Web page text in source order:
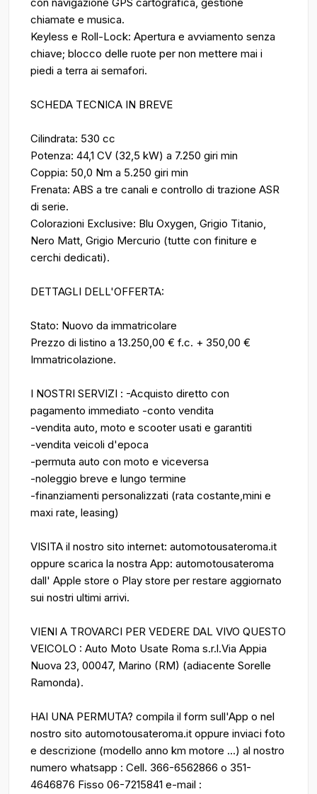
chiamate e musica.
Keyless e Roll-Lock: Apertura e avviamento senza
chiave; blocco delle ruote per non mettere mai i
piedi a terra ai semafori.
SCHEDA TECNICA IN BREVE
Cilindrata: 530 cc
Potenza: 44,1 CV (32,5 kW) a 7.250 giri min
Coppia: 50,0 Nm a 5.250 giri min
Frenata: ABS a tre canali e controllo di trazione ASR
di serie.
Colorazioni Exclusive: Blu Oxygen, Grigio Titanio,
Nero Matt, Grigio Mercurio (tutte con finiture e
cerchi dedicati).
DETTAGLI DELL'OFFERTA:
Stato: Nuovo da immatricolare
Prezzo di listino a 13.250,00 € f.c. + 350,00 €
Immatricolazione.
I NOSTRI SERVIZI : -Acquisto diretto con
pagamento immediato -conto vendita
-vendita auto, moto e scooter usati e garantiti
-vendita veicoli d'epoca
-permuta auto con moto e viceversa
-noleggio breve e lungo termine
-finanziamenti personalizzati (rata costante,mini e
maxi rate, leasing)
VISITA il nostro sito internet: automotousateroma.it
oppure scarica la nostra App: automotousateroma
dall' Apple store o Play store per restare aggiornato
sui nostri ultimi arrivi.
VIENI A TROVARCI PER VEDERE DAL VIVO QUESTO
VEICOLO : Auto Moto Usate Roma s.r.l.Via Appia
Nuova 23, 00047, Marino (RM) (adiacente Sorelle
Ramonda).
HAI UNA PERMUTA? compila il form sull'App o nel
nostro sito automotousateroma.it oppure inviaci foto
e descrizione (modello anno km motore ...) al nostro
numero whatsapp : Cell. 366-6562866 o 351-
4646876 Fisso 06-7215841 e-mail :